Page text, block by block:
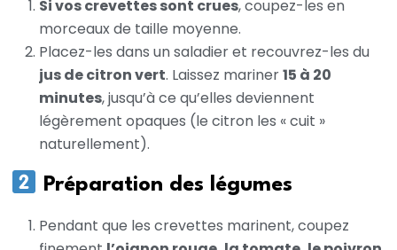
Si vos crevettes sont crues, coupez-les en
morceaux de taille moyenne.
Placez-les dans un saladier et recouvrez-les du
jus de citron vert. Laissez mariner15 à 20
minutes, jusqu’à ce qu’elles deviennent
légèrement opaques (le citron les « cuit »
naturellement).
Préparation des légumes
Pendant que les crevettes marinent, coupez